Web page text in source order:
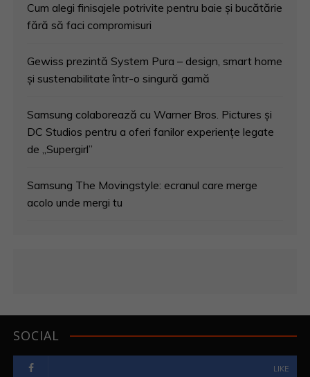
Cum alegi finisajele potrivite pentru baie și bucătărie
fără să faci compromisuri
Gewiss prezintă System Pura – design, smart home
și sustenabilitate într-o singură gamă
Samsung colaborează cu Warner Bros. Pictures și
DC Studios pentru a oferi fanilor experiențe legate
de „Supergirl”
Samsung The Movingstyle: ecranul care merge
acolo unde mergi tu
SOCIAL
LIKE